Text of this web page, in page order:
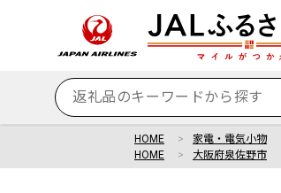
HOME 家電・電気小物
HOME
大阪府泉佐野市